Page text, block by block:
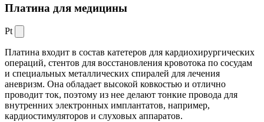
Платина для медицины
Pt
Платина входит в состав катетеров для кардиохирургических
операций, стентов для восстановления кровотока по сосудам
и специальных металлических спиралей для лечения
аневризм. Она обладает высокой ковкостью и отлично
проводит ток, поэтому из нее делают тонкие провода для
внутренних электронных имплантатов, например,
кардиостимуляторов и слуховых аппаратов.